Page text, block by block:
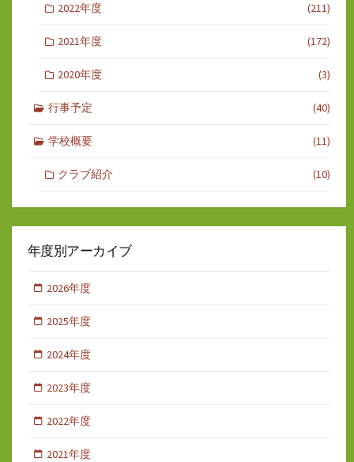
2022年度 (211)
2021年度 (172)
2020年度 (3)
行事予定 (40)
学校概要 (11)
クラブ紹介 (10)
年度別アーカイブ
2026年度
2025年度
2024年度
2023年度
2022年度
2021年度